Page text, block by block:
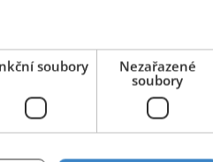
soubory
Nezařazené
soubory